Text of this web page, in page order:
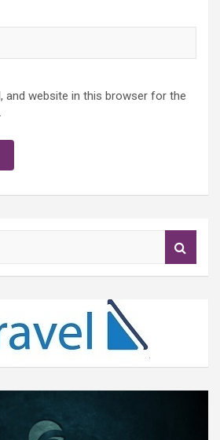
and website in this browser for the